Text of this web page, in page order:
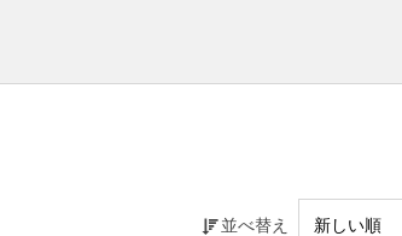
並べ替え